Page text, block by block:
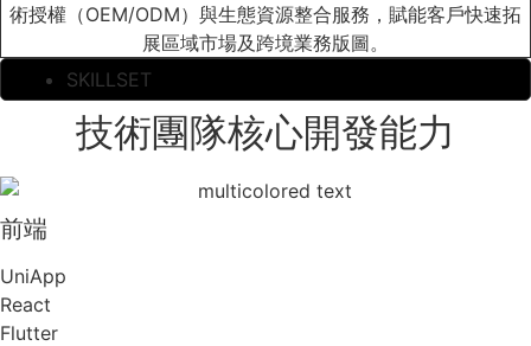
術授權（OEM/ODM）與生態資源整合服務，賦能客戶快速拓
展區域市場及跨境業務版圖。
SKILLSET
技術團隊核心開發能力
前端
UniApp
React
Flutter